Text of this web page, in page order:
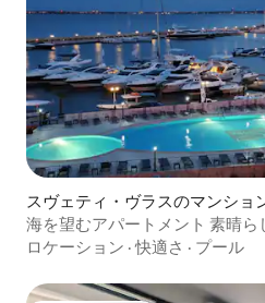
スヴェティ・ヴラスのマンショ
海を望むアパートメント 素晴ら
ロケーション ·快適さ · プール